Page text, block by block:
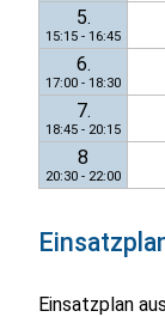
5.
15:15 - 16:45
6.
17:00 - 18:30
7.
18:45 - 20:15
8
20:30 - 22:00
Einsatzplan